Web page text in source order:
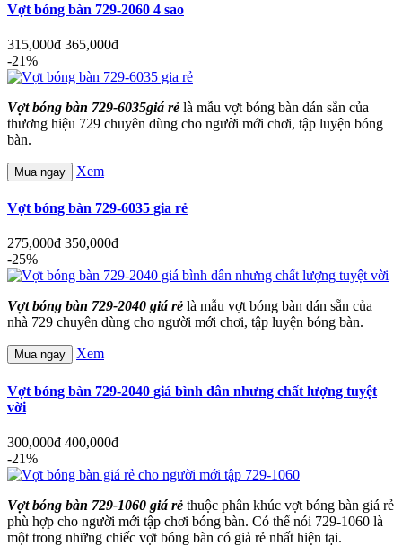
Vợt bóng bàn 729-2060 4 sao
315,000đ 365,000đ
-21%
Vợt bóng bàn 729-6035giá rẻ là mẫu vợt bóng bàn dán sẵn của
thương hiệu 729 chuyên dùng cho người mới chơi, tập luyện bóng
bàn.
Mua ngay Xem
Vợt bóng bàn 729-6035 gia rẻ
275,000đ 350,000đ
-25%
Vợt bóng bàn 729-2040 giá rẻ là mẫu vợt bóng bàn dán sẵn của
nhà 729 chuyên dùng cho người mới chơi, tập luyện bóng bàn.
Mua ngay Xem
Vợt bóng bàn 729-2040 giá bình dân nhưng chất lượng tuyệt
vời
300,000đ 400,000đ
-21%
Vợt bóng bàn 729-1060 giá rẻ thuộc phân khúc vợt bóng bàn giá rẻ
phù hợp cho người mới tập chơi bóng bàn. Có thể nói 729-1060 là
một trong những chiếc vợt bóng bàn có giả rẻ nhất hiện tại.